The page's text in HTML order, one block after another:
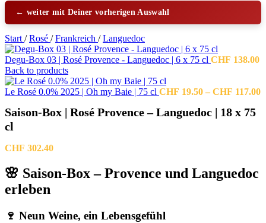
← weiter mit Deiner vorherigen Auswahl
Start / Rosé / Frankreich / Languedoc
Degu-Box 03 | Rosé Provence - Languedoc | 6 x 75 cl CHF 138.00
Back to products
Le Rosé 0.0% 2025 | Oh my Baie | 75 cl CHF 19.50 – CHF 117.00
Saison-Box | Rosé Provence – Languedoc | 18 x 75
cl
CHF 302.40
🌸 Saison-Box – Provence und Languedoc
erleben
🍷 Neun Weine, ein Lebensgefühl